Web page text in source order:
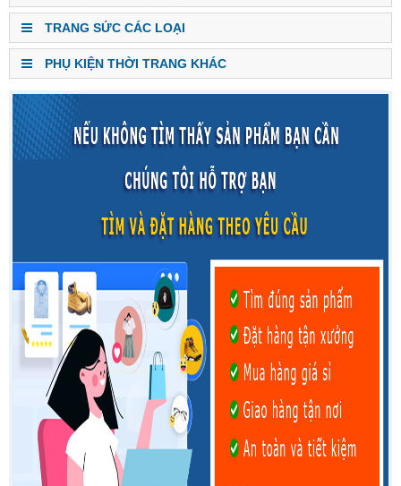
TRANG SỨC CÁC LOẠI
PHỤ KIỆN THỜI TRANG KHÁC